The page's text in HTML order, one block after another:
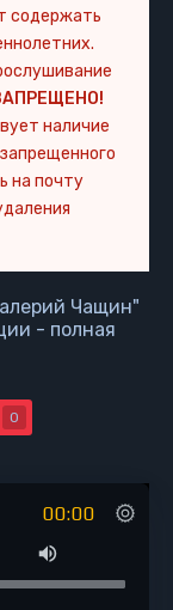
содержать
наличие
на почту
Чащин"
- полная
0
00:00